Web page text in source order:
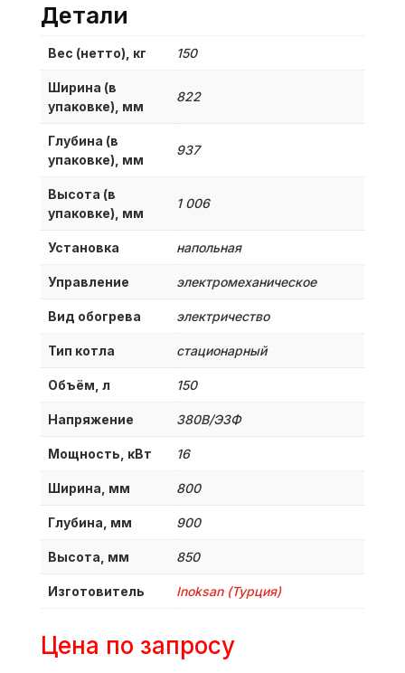
Детали
Вес (нетто), кг 150
Ширина (в
упаковке), мм
822
Глубина (в
упаковке), мм
937
Высота (в
упаковке), мм
1 006
Установка напольная
Управление электромеханическое
Вид обогрева электричество
Тип котла стационарный
Объём, л 150
Напряжение 380B/Э3Ф
Мощность, кВт 16
Ширина, мм 800
Глубина, мм 900
Высота, мм 850
Изготовитель Inoksan (Турция)
Цена по запросу